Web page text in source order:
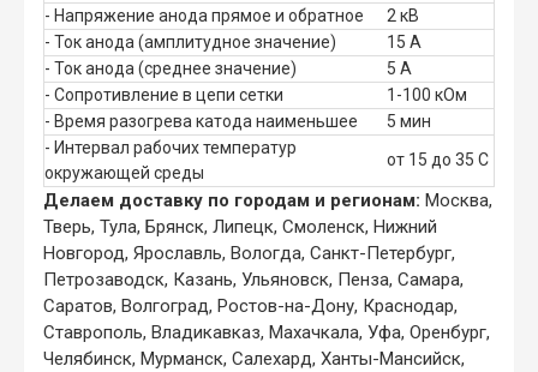
- Напряжение анода прямое и обратное
2 кВ
- Ток анода (амплитудное значение)
15 А
- Ток анода (среднее значение)
5 А
- Сопротивление в цепи сетки
1-100 кОм
- Время разогрева катода наименьшее
5 мин
- Интервал рабочих температур
окружающей среды
от 15 до 35 С
Делаем доставку по городам и регионам: Москва,
Тверь, Тула, Брянск, Липецк, Смоленск, Нижний
Новгород, Ярославль, Вологда, Санкт-Петербург,
Петрозаводск, Казань, Ульяновск, Пенза, Самара,
Саратов, Волгоград, Ростов-на-Дону, Краснодар,
Ставрополь, Владикавказ, Махачкала, Уфа, Оренбург,
Челябинск, Мурманск, Салехард, Ханты-Мансийск,